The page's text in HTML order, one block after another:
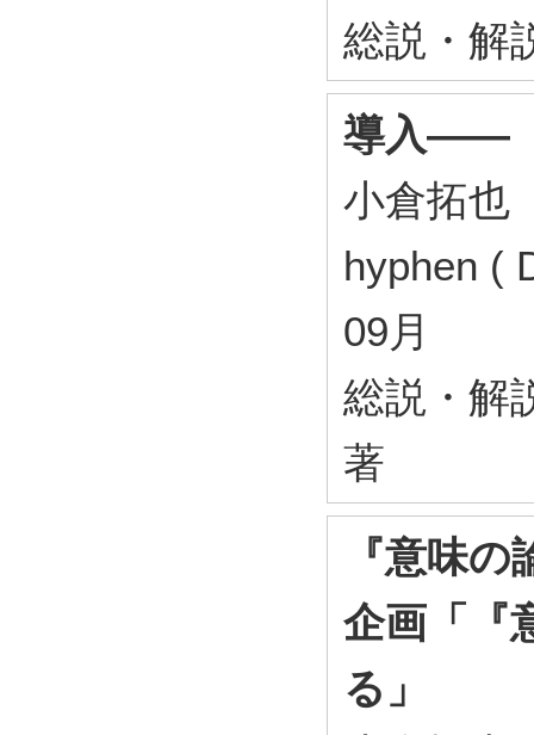
総説・解
導入――
小倉拓也
hyphen (
09月
総説・解
著
『意味
企画「『
る」